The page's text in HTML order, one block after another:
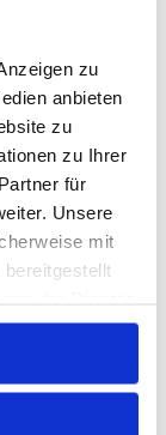
zu
anbieten
zu
zu Ihrer
für
Unsere
mit